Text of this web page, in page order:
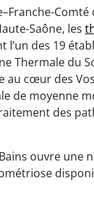
Comté
Saône, les
l’un des 19
Thermale du
au cœur des
de moyenne
des
ouvre une